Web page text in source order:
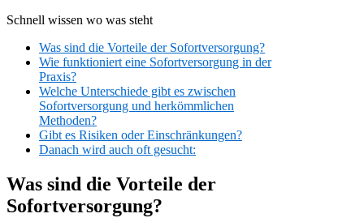
Schnell wissen wo was steht
Was sind die Vorteile der Sofortversorgung?
Wie funktioniert eine Sofortversorgung in der
Praxis?
Welche Unterschiede gibt es zwischen
Sofortversorgung und herkömmlichen
Methoden?
Gibt es Risiken oder Einschränkungen?
Danach wird auch oft gesucht:
Was sind die Vorteile der
Sofortversorgung?